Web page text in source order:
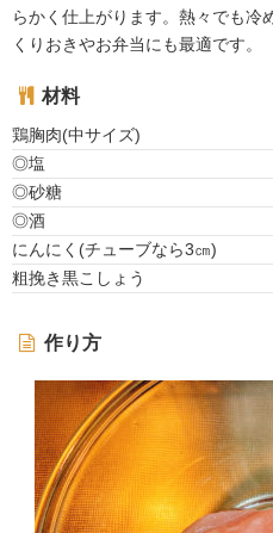
らかく仕上がります。熱々でも冷
くりおきやお弁当にも最適です。
材料
鶏胸肉(中サイズ)
◎塩
◎砂糖
◎酒
にんにく(チューブなら3㎝)
粗挽き黒こしょう
作り方